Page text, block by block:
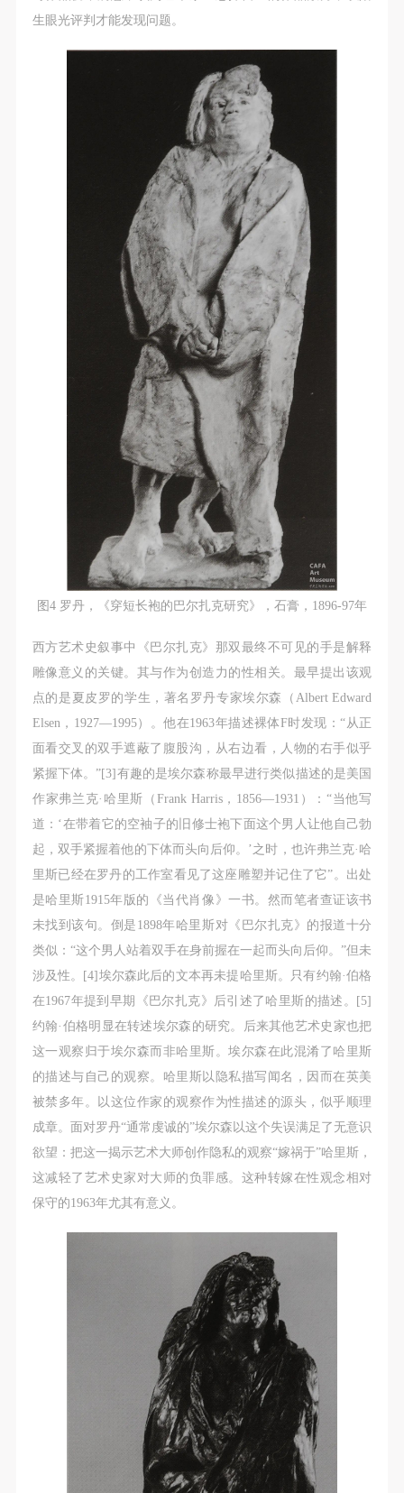
生眼光评判才能发现问题。
图4 罗丹，《穿短长袍的巴尔扎克研究》，石膏，1896-97年
西方艺术史叙事中《巴尔扎克》那双最终不可见的手是解释
雕像意义的关键。其与作为创造力的性相关。最早提出该观
点的是夏皮罗的学生，著名罗丹专家埃尔森（Albert Edward
Elsen，1927—1995）。他在1963年描述裸体F时发现：“从正
面看交叉的双手遮蔽了腹股沟，从右边看，人物的右手似乎
紧握下体。”[3]有趣的是埃尔森称最早进行类似描述的是美国
作家弗兰克·哈里斯（Frank Harris，1856—1931）：“当他写
道：‘在带着它的空袖子的旧修士袍下面这个男人让他自己勃
起，双手紧握着他的下体而头向后仰。’之时，也许弗兰克·哈
里斯已经在罗丹的工作室看见了这座雕塑并记住了它”。出处
是哈里斯1915年版的《当代肖像》一书。然而笔者查证该书
未找到该句。倒是1898年哈里斯对《巴尔扎克》的报道十分
类似：“这个男人站着双手在身前握在一起而头向后仰。”但未
涉及性。[4]埃尔森此后的文本再未提哈里斯。只有约翰·伯格
在1967年提到早期《巴尔扎克》后引述了哈里斯的描述。[5]
约翰·伯格明显在转述埃尔森的研究。后来其他艺术史家也把
这一观察归于埃尔森而非哈里斯。埃尔森在此混淆了哈里斯
的描述与自己的观察。哈里斯以隐私描写闻名，因而在英美
被禁多年。以这位作家的观察作为性描述的源头，似乎顺理
成章。面对罗丹“通常虔诚的”埃尔森以这个失误满足了无意识
欲望：把这一揭示艺术大师创作隐私的观察“嫁祸于”哈里斯，
这减轻了艺术史家对大师的负罪感。这种转嫁在性观念相对
保守的1963年尤其有意义。